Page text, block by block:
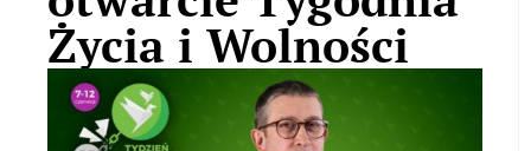
Życia i Wolności